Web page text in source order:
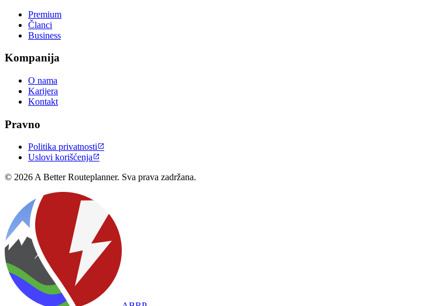
Premium
Članci
Business
Kompanija
O nama
Karijera
Kontakt
Pravno
Politika privatnosti
Uslovi korišćenja
© 2026 A Better Routeplanner. Sva prava zadržana.